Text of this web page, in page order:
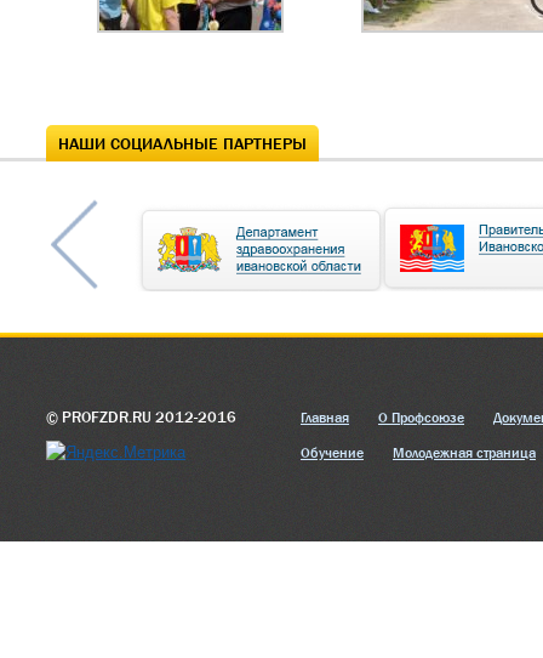
НАШИ СОЦИАЛЬНЫЕ ПАРТНЕРЫ
© PROFZDR.RU 2012-2016 Главная О Профсоюзе
Обучение Молодежная страница